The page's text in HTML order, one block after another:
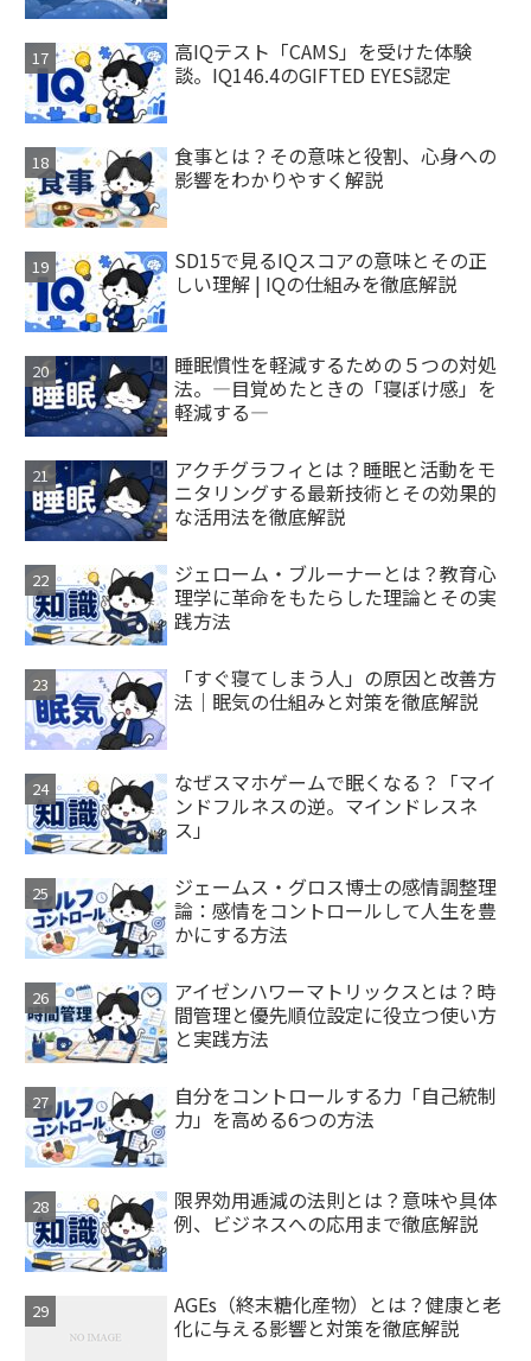
高IQテスト「CAMS」を受けた体験
談。IQ146.4のGIFTED EYES認定
食事とは？その意味と役割、心身への
影響をわかりやすく解説
SD15で見るIQスコアの意味とその正
しい理解 | IQの仕組みを徹底解説
睡眠慣性を軽減するための５つの対処
法。―目覚めたときの「寝ぼけ感」を
軽減する―
アクチグラフィとは？睡眠と活動をモ
ニタリングする最新技術とその効果的
な活用法を徹底解説
ジェローム・ブルーナーとは？教育心
理学に革命をもたらした理論とその実
践方法
「すぐ寝てしまう人」の原因と改善方
法｜眠気の仕組みと対策を徹底解説
なぜスマホゲームで眠くなる？「マイ
ンドフルネスの逆。マインドレスネ
ス」
ジェームス・グロス博士の感情調整理
論：感情をコントロールして人生を豊
かにする方法
アイゼンハワーマトリックスとは？時
間管理と優先順位設定に役立つ使い方
と実践方法
自分をコントロールする力「自己統制
力」を高める6つの方法
限界効用逓減の法則とは？意味や具体
例、ビジネスへの応用まで徹底解説
AGEs（終末糖化産物）とは？健康と老
化に与える影響と対策を徹底解説